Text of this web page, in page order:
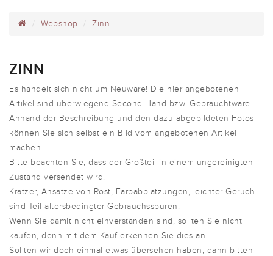
Webshop Zinn
ZINN
Es handelt sich nicht um Neuware! Die hier angebotenen
Artikel sind überwiegend Second Hand bzw. Gebrauchtware.
Anhand der Beschreibung und den dazu abgebildeten Fotos
können Sie sich selbst ein Bild vom angebotenen Artikel
machen.
Bitte beachten Sie, dass der Großteil in einem ungereinigten
Zustand versendet wird.
Kratzer, Ansätze von Rost, Farbabplatzungen, leichter Geruch
sind Teil altersbedingter Gebrauchsspuren.
Wenn Sie damit nicht einverstanden sind, sollten Sie nicht
kaufen, denn mit dem Kauf erkennen Sie dies an.
Sollten wir doch einmal etwas übersehen haben, dann bitten